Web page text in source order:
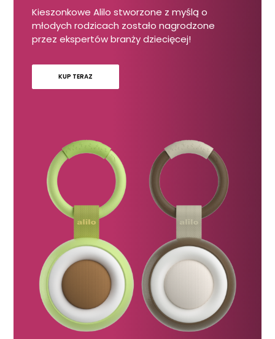
Kieszonkowe Alilo stworzone z myślą o
młodych rodzicach zostało nagrodzone
przez ekspertów branży dziecięcej!
KUP TERAZ